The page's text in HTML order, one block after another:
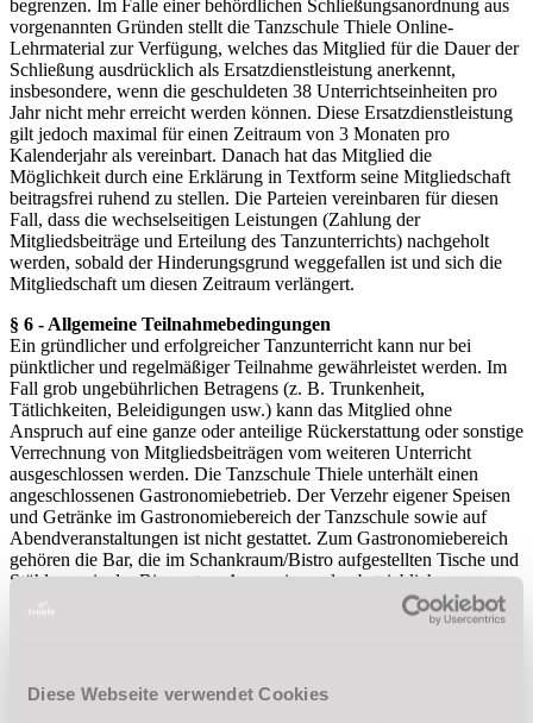
Diese Webseite verwendet Cookies
begrenzen. Im Falle einer behördlichen Schließungsanordnung aus
vorgenannten Gründen stellt die Tanzschule Thiele Online-
Lehrmaterial zur Verfügung, welches das Mitglied für die Dauer der
Schließung ausdrücklich als Ersatzdienstleistung anerkennt,
insbesondere, wenn die geschuldeten 38 Unterrichtseinheiten pro
Jahr nicht mehr erreicht werden können. Diese Ersatzdienstleistung
gilt jedoch maximal für einen Zeitraum von 3 Monaten pro
Kalenderjahr als vereinbart. Danach hat das Mitglied die
Möglichkeit durch eine Erklärung in Textform seine Mitgliedschaft
beitragsfrei ruhend zu stellen. Die Parteien vereinbaren für diesen
Fall, dass die wechselseitigen Leistungen (Zahlung der
Mitgliedsbeiträge und Erteilung des Tanzunterrichts) nachgeholt
werden, sobald der Hinderungsgrund weggefallen ist und sich die
Mitgliedschaft um diesen Zeitraum verlängert.
§ 6 - Allgemeine Teilnahmebedingungen
Ein gründlicher und erfolgreicher Tanzunterricht kann nur bei
pünktlicher und regelmäßiger Teilnahme gewährleistet werden. Im
Fall grob ungebührlichen Betragens (z. B. Trunkenheit,
Tätlichkeiten, Beleidigungen usw.) kann das Mitglied ohne
Anspruch auf eine ganze oder anteilige Rückerstattung oder sonstige
Verrechnung von Mitgliedsbeiträgen vom weiteren Unterricht
ausgeschlossen werden. Die Tanzschule Thiele unterhält einen
angeschlossenen Gastronomiebetrieb. Der Verzehr eigener Speisen
und Getränke im Gastronomiebereich der Tanzschule sowie auf
Abendveranstaltungen ist nicht gestattet. Zum Gastronomiebereich
gehören die Bar, die im Schankraum/Bistro aufgestellten Tische und
Stühle sowie der Biergarten. Aus zwingenden betrieblichen
Gründen (z. B. zu geringe Teilnehmendenzahl, Erkrankung von
Tanzlehrenden, höhere Gewalt usw.) können Tanzkurse oder
für einen ordentlich geleisteten Unterricht gelten auch dann als